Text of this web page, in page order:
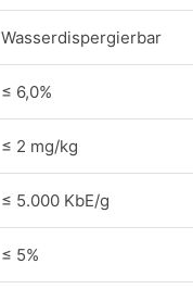
Wasserdispergierbar
≤ 6,0%
≤ 2 mg/kg
≤ 5.000 KbE/g
≤ 5%